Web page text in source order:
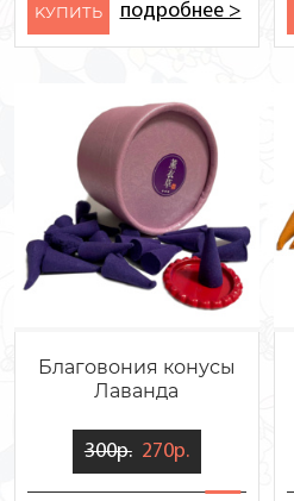
KУПИТЬ подробнее >
Благовония конусы
Лаванда
300р. 270р.